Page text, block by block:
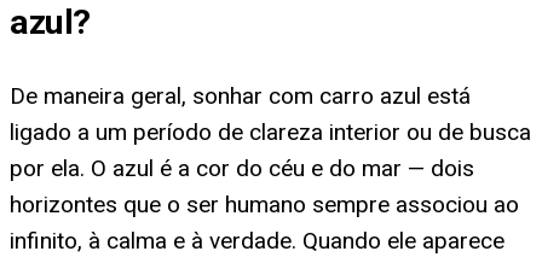
azul?
De maneira geral, sonhar com carro azul está
ligado a um período de clareza interior ou de busca
por ela. O azul é a cor do céu e do mar — dois
horizontes que o ser humano sempre associou ao
infinito, à calma e à verdade. Quando ele aparece